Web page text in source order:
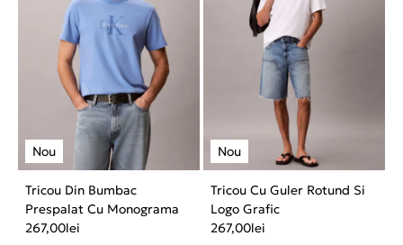
Tricou Din Bumbac
Prespalat Cu Monograma
267,00lei
Tricou Cu Guler Rotund Si
Logo Grafic
267,00lei